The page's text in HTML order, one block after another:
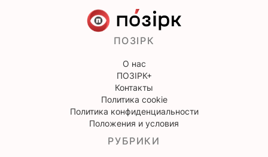
ПОЗІРК
О нас
ПОЗІРК+
Контакты
Политика cookie
Политика конфиденциальности
Положения и условия
РУБРИКИ